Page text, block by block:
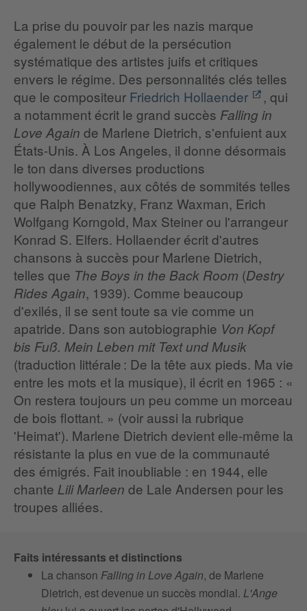
La prise du pouvoir par les nazis marque
également le début de la persécution
systématique des artistes juifs et critiques
envers le régime. Des personnalités clés telles
que le compositeur Friedrich Hollaender
, qui
a notamment écrit le grand succès Falling in
Love Again de Marlene Dietrich, s'enfuient aux
États-Unis. À Los Angeles, il donne désormais
le ton dans diverses productions
hollywoodiennes, aux côtés de sommités telles
que Ralph Benatzky, Franz Waxman, Erich
Wolfgang Korngold, Max Steiner ou l'arrangeur
Konrad S. Elfers. Hollaender écrit d'autres
chansons à succès pour Marlene Dietrich,
telles que The Boys in the Back Room (Destry
Rides Again, 1939). Comme beaucoup
d'exilés, il se sent toute sa vie comme un
apatride. Dans son autobiographie Von Kopf
bis Fuß. Mein Leben mit Text und Musik
(traduction littérale : De la tête aux pieds. Ma vie
entre les mots et la musique), il écrit en 1965 : «
On restera toujours un peu comme un morceau
de bois flottant. » (voir aussi la rubrique
'Heimat'). Marlene Dietrich devient elle-même la
résistante la plus en vue de la communauté
des émigrés. Fait inoubliable : en 1944, elle
chante Lili Marleen de Lale Andersen pour les
troupes alliées.
Faits intéressants et distinctions
La chanson Falling in Love Again, de Marlene
Dietrich, est devenue un succès mondial. L'Ange